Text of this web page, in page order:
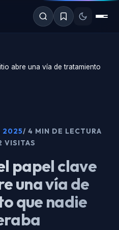
abre una vía de tratamiento
2025/ 4 MIN DE LECTURA
VISITAS
papel clave
una vía de
que nadie